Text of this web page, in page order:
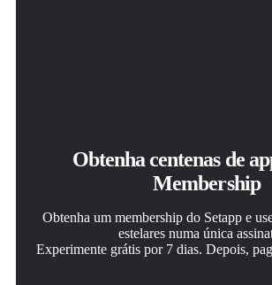
Obtenha centenas de
Membership
Obtenha um membership do Setapp e
estelares numa única
Experimente grátis por 7 dias. Depois,